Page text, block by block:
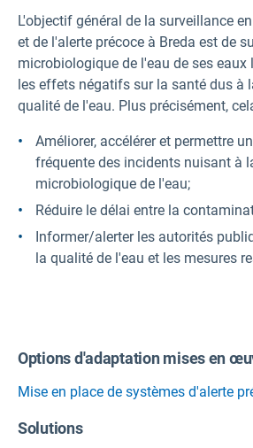
L'objectif général de la surveillance
et de l'alerte précoce à Breda est de
microbiologique de l'eau de ses eaux
les effets négatifs sur la santé dus à
qualité de l'eau. Plus précisément,
Améliorer, accélérer et permettre
fréquente des incidents nuisant à
microbiologique de l'eau;
Réduire le délai entre la
Informer/alerter les autorités
la qualité de l'eau et les mesures
Options d'adaptation mises en
Mise en place de systèmes d'alerte
Solutions